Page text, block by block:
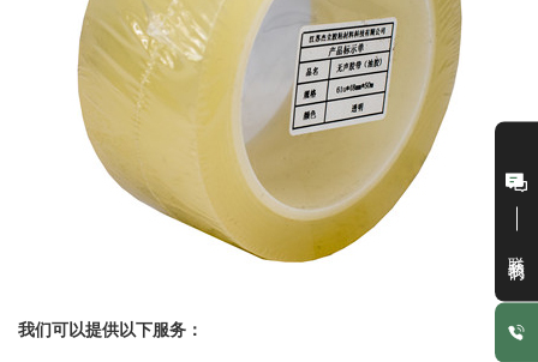
我们可以提供以下服务：